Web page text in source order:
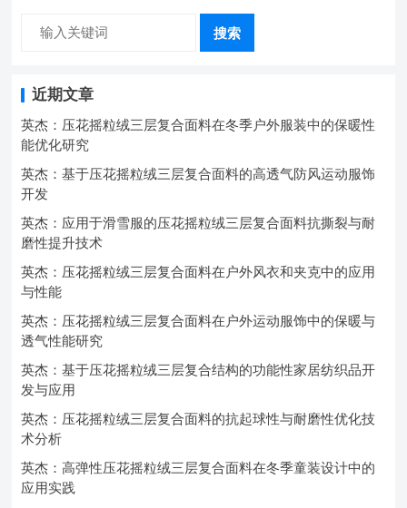
搜索
近期文章
英杰：压花摇粒绒三层复合面料在冬季户外服装中的保暖性
能优化研究
英杰：基于压花摇粒绒三层复合面料的高透气防风运动服饰
开发
英杰：应用于滑雪服的压花摇粒绒三层复合面料抗撕裂与耐
磨性提升技术
英杰：压花摇粒绒三层复合面料在户外风衣和夹克中的应用
与性能
英杰：压花摇粒绒三层复合面料在户外运动服饰中的保暖与
透气性能研究
英杰：基于压花摇粒绒三层复合结构的功能性家居纺织品开
发与应用
英杰：压花摇粒绒三层复合面料的抗起球性与耐磨性优化技
术分析
英杰：高弹性压花摇粒绒三层复合面料在冬季童装设计中的
应用实践